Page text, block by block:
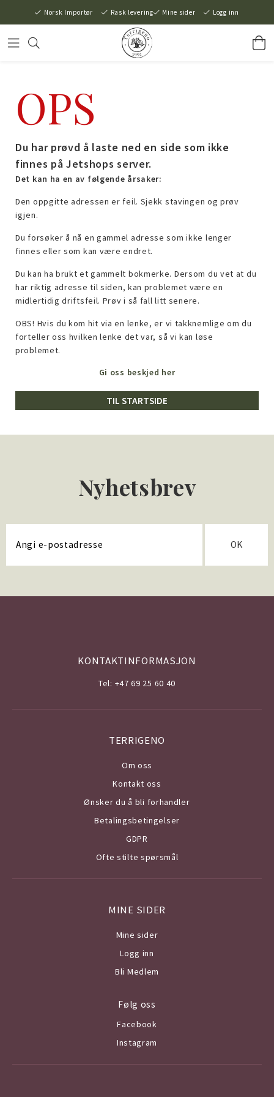
Norsk Importør Rask levering Mine sider Logg inn
OPS
Du har prøvd å laste ned en side som ikke
finnes på Jetshops server.
Det kan ha en av følgende årsaker:
Den oppgitte adressen er feil. Sjekk stavingen og prøv
igjen.
Du forsøker å nå en gammel adresse som ikke lenger
finnes eller som kan være endret.
Du kan ha brukt et gammelt bokmerke. Dersom du vet at du
har riktig adresse til siden, kan problemet være en
midlertidig driftsfeil. Prøv i så fall litt senere.
OBS! Hvis du kom hit via en lenke, er vi takknemlige om du
forteller oss hvilken lenke det var, så vi kan løse
problemet.
Gi oss beskjed her
TIL STARTSIDE
Nyhetsbrev
OK
KONTAKTINFORMASJON
Tel: +47 69 25 60 40
TERRIGENO
Om oss
Kontakt oss
Ønsker du å bli forhandler
Betalingsbetingelser
GDPR
Ofte stilte spørsmål
MINE SIDER
Mine sider
Logg inn
Bli Medlem
Følg oss
Facebook
Instagram